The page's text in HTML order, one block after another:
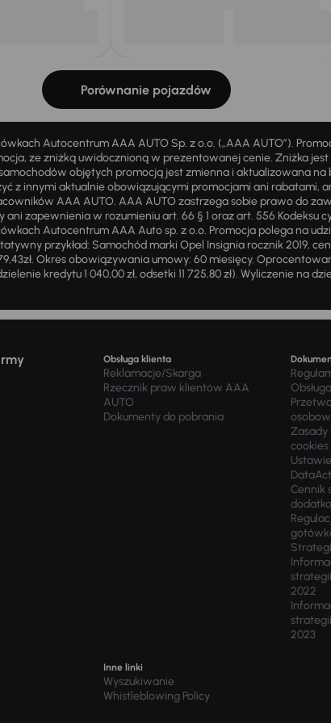
Porównanie pojazdów
Autocentrum AAA AUTO Sp. z o.o. („AAA AUTO”).
ze zniżką uwidocznioną w prezentowanej cenie. Zniżka
objętych promocją jest zmienna i aktualizowana
z innymi aktualnie obowiązującymi promocjami ani rabatami,
AAA AUTO. AAA AUTO zastrzega sobie prawo do
zapewnienia w rozumieniu art. 66 § 1 oraz art. 556 Kodeksu
Autocentrum AAA Auto sp. z o.o. Promocja polega na
przykład: Samochód marki Opel Insignia rocznik 2019,
Okres obowiązywania umowy: 60 miesięcy.
kredytu 1 040,00 zł, odsetki 11 725,80 zł). Wyliczenie na
Obsługa klienta
Reklamacje/Skarga
Rzecznik praw klientów AAA
AUTO
Dokumenty do pobrania
Zasady
cookies
DataAct
Cennik
2022
2023
Inne linki
Wyszukiwanie
Whistleblowing Policy